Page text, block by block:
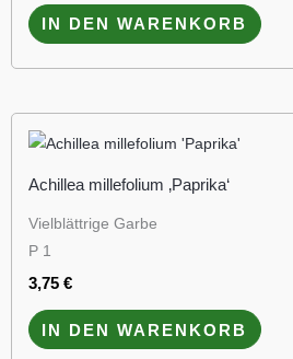
IN DEN WARENKORB
Achillea millefolium ‚Paprika‘
Vielblättrige Garbe
P 1
3,75 €
IN DEN WARENKORB